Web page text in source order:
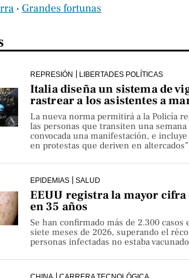
‧ Grandes fortunas
REPRESIÓN LIBERTADES POLÍTICAS
Italia diseña un sistema de
rastrear a los asistentes a
La nueva norma permitirá a la Policía
las personas que transiten una
convocada una manifestación, e
en protestas que deriven en
EPIDEMIAS SALUD
EEUU registra la mayor cifra
en 35 años
Se han confirmado más de 2.300
siete meses de 2026, superando el
personas infectadas no estaba
CHINA CARRERA TECNOLÓGICA